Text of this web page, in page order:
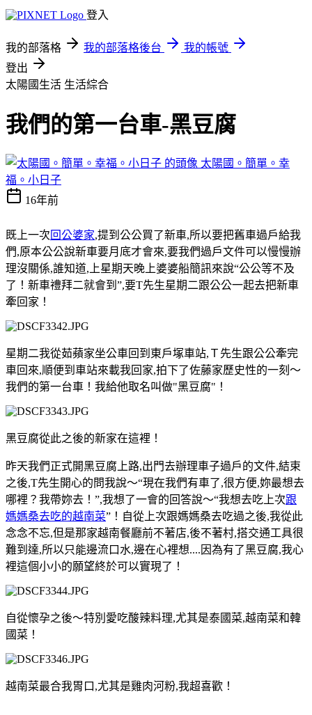
登入
我的部落格 我的部落格後台
我的帳號
登出
太陽國生活 生活綜合
我們的第一台車-黑豆腐
太陽國。簡單。幸
福。小日子
16年前
既上一次回公婆家,提到公公買了新車,所以要把舊車過戶給我
們,原本公公說新車要月底才會來,要我們過戶文件可以慢慢辦
理沒關係,誰知道,上星期天晚上婆婆船簡訊來說“公公等不及
了！新車禮拜二就會到”,要T先生星期二跟公公一起去把新車
牽回家！
星期二我從茹蘋家坐公車回到東戶塚車站,Ｔ先生跟公公牽完
車回來,順便到車站來載我回家,拍下了佐藤家歷史性的一刻～
我們的第一台車！ 我給他取名叫做"黑豆腐"！
黑豆腐從此之後的新家在這裡！
昨天我們正式開黑豆腐上路,出門去辦理車子過戶的文件,結束
之後,T先生開心的問我說～“現在我們有車了,很方便,妳最想去
哪裡？我帶妳去！”,我想了一會的回答說～“我想去吃上次跟
媽媽桑去吃的越南菜”！自從上次跟媽媽桑去吃過之後,我從此
念念不忘,但是那家越南餐廳前不著店,後不著村,搭交通工具很
難到達,所以只能邊流口水,邊在心裡想.... 因為有了黑豆腐,我心
裡這個小小的願望終於可以實現了！
自從懷孕之後～特別愛吃酸辣料理,尤其是泰國菜,越南菜和韓
國菜！
越南菜最合我胃口,尤其是雞肉河粉,我超喜歡！